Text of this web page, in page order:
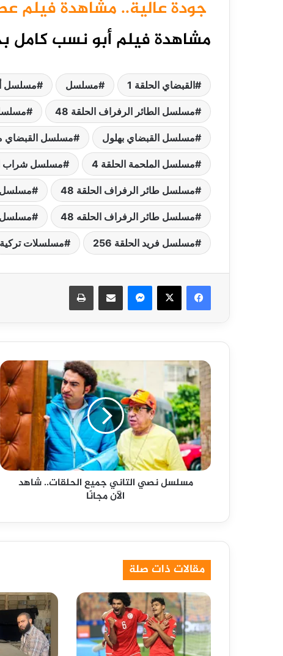
جودة عالية.. مشاهدة فيلم
مشاهدة فيلم أبو نسب كامل
القبضاي الحلقة 1 مسلسل مسلسل
مسلسل الطائر الرفراف الحلقة 48 مسلسل
مسلسل القبضاي بهلول مسلسل القبضاي
مسلسل الملحمة الحلقة 4 مسلسل شراب
مسلسل طائر الرفراف الحلقة 48 مسلسل
مسلسل طائر الرفراف الحلقه 48 مسلسل
مسلسل فريد الحلقة 256 مسلسلات تركية
فيسبوك ‫X ماسنجر مشاركة عبر البريد طباعة
مسلسل
نصي
التاني
جميع
الحلقات..
شاهد
الآن
مجانًا
مسلسل نصي التاني جميع الحلقات.. شاهد
الآن مجانًا
مقالات ذات صلة